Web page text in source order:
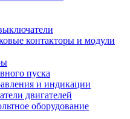
контакторы и модули
пуска
и индикации
двигателей
оборудование